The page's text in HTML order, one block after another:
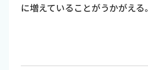
に増えていることがうかがえる。